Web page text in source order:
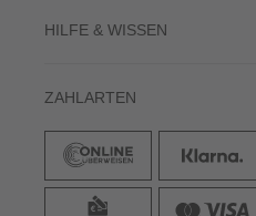
HILFE & WISSEN
ZAHLARTEN